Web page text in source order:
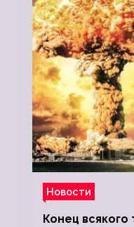
Новости
Конец всякого